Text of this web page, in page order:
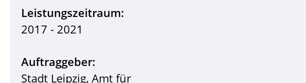
Leistungszeitraum:
2017 - 2021
Auftraggeber:
Stadt Leipzig, Amt für